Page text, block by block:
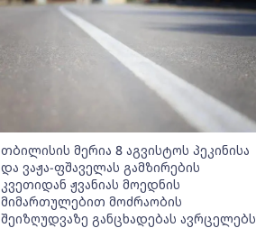
თბილისის მერია 8 აგვისტოს პეკინისა
და ვაჟა-ფშაველას გამზირების
კვეთიდან ჟვანიას მოედნის
მიმართულებით მოძრაობის
შეიზღუდვაზე განცხადებას ავრცელებს